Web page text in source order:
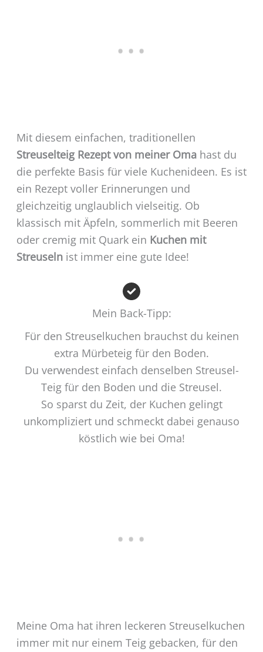
Mit diesem einfachen, traditionellen
Streuselteig Rezept von meiner Omahast du
die perfekte Basis für viele Kuchenideen. Es ist
ein Rezept voller Erinnerungen und
gleichzeitig unglaublich vielseitig. Ob
klassisch mit Äpfeln, sommerlich mit Beeren
oder cremig mit Quark ein Kuchen mit
Streuselnist immer eine gute Idee!
Mein Back-Tipp:
Für den Streuselkuchen brauchst du keinen
extra Mürbeteig für den Boden.
Du verwendest einfach denselben Streusel-
Teig für den Boden und die Streusel.
So sparst du Zeit, der Kuchen gelingt
unkompliziert und schmeckt dabei genauso
köstlich wie bei Oma!
Meine Oma hat ihren leckeren Streuselkuchen
immer mit nur einem Teig gebacken, für den